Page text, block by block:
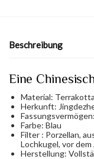
Beschreibung
Eine
Material:
Herkunft:
Farbe: Blau
Filter : Porzellan,
Lochkugel, vor
Herstellung: